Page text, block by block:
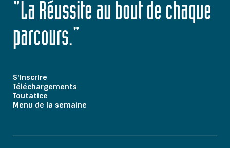
"La Réussite au bout de chaque
parcours."
S'inscrire
Téléchargements
Toutatice
Menu de la semaine